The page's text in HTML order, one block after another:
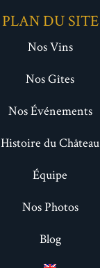
PLAN DU SITE
Nos Vins
Nos Gîtes
Nos Événements
Histoire du Château
Équipe
Nos Photos
Blog